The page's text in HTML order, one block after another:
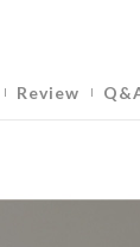
Review